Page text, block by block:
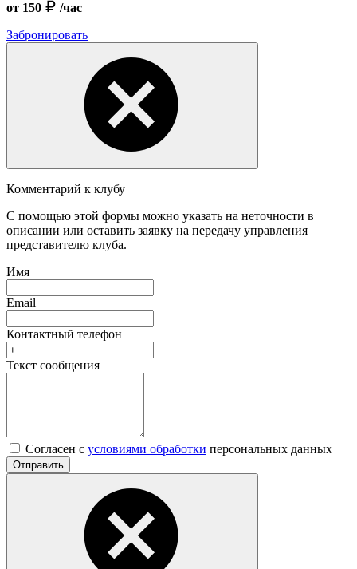
от 150
/час
Забронировать
Комментарий к клубу
С помощью этой формы можно указать на неточности в
описании или оставить заявку на передачу управления
представителю клуба.
Имя
Email
Контактный телефон
Текст сообщения
Согласен с условиями обработки персональных данных
Отправить